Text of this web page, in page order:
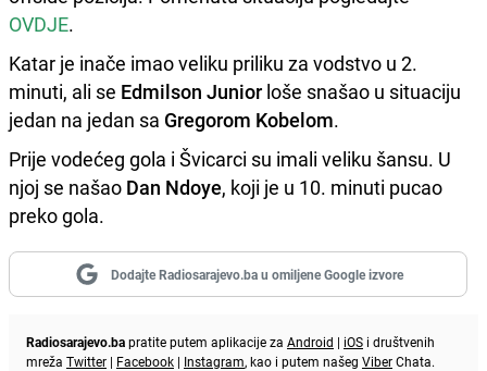
OVDJE.
Katar je inače imao veliku priliku za vodstvo u 2.
minuti, ali se Edmilson Junior loše snašao u situaciju
jedan na jedan sa Gregorom Kobelom.
Prije vodećeg gola i Švicarci su imali veliku šansu. U
njoj se našao Dan Ndoye, koji je u 10. minuti pucao
preko gola.
Dodajte Radiosarajevo.ba u omiljene Google izvore
Radiosarajevo.bapratite putem aplikacije za Android | iOS i društvenih
mreža Twitter | Facebook | Instagram, kao i putem našeg ViberChata.